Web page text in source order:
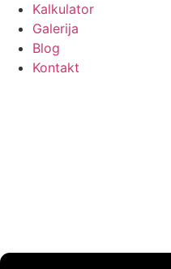
Kalkulator
Galerija
Blog
Kontakt